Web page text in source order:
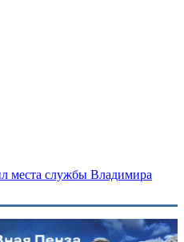
места службы Владимира